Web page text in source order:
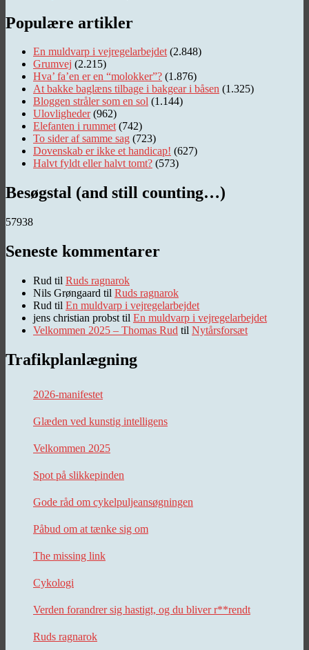
Populære artikler
En muldvarp i vejregelarbejdet (2.848)
Grumvej (2.215)
Hva’ fa’en er en “molokker”? (1.876)
At bakke baglæns tilbage i bakgear i båsen (1.325)
Bloggen stråler som en sol (1.144)
Ulovligheder (962)
Elefanten i rummet (742)
To sider af samme sag (723)
Dovenskab er ikke et handicap! (627)
Halvt fyldt eller halvt tomt? (573)
Besøgstal (and still counting…)
57938
Seneste kommentarer
Rud til Ruds ragnarok
Nils Grøngaard til Ruds ragnarok
Rud til En muldvarp i vejregelarbejdet
jens christian probst til En muldvarp i vejregelarbejdet
Velkommen 2025 – Thomas Rud til Nytårsforsæt
Trafikplanlægning
2026-manifestet
Glæden ved kunstig intelligens
Velkommen 2025
Spot på slikkepinden
Gode råd om cykelpuljeansøgningen
Påbud om at tænke sig om
The missing link
Cykologi
Verden forandrer sig hastigt, og du bliver r**rendt
Ruds ragnarok